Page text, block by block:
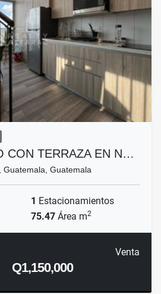
CON TERRAZA EN N…
Guatemala
1 Estacionamientos
75.47 Área m2
Venta
Q1,150,000